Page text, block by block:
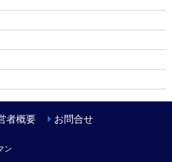
者概要 お問合せ
ン